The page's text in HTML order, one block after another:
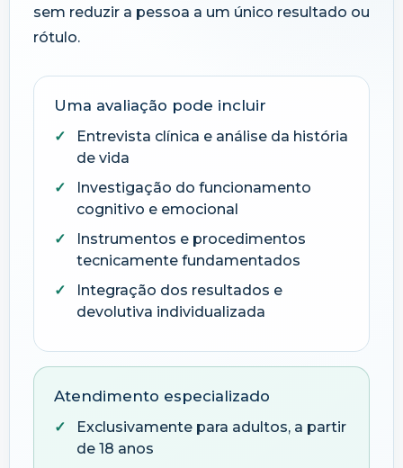
sem reduzir a pessoa a um único resultado ou
rótulo.
Uma avaliação pode incluir
Entrevista clínica e análise da história
de vida
Investigação do funcionamento
cognitivo e emocional
Instrumentos e procedimentos
tecnicamente fundamentados
Integração dos resultados e
devolutiva individualizada
Atendimento especializado
Exclusivamente para adultos, a partir
de 18 anos